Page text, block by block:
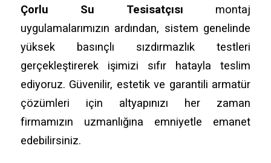
Çorlu Su Tesisatçısı montaj
uygulamalarımızın ardından, sistem genelinde
yüksek basınçlı sızdırmazlık testleri
gerçekleştirerek işimizi sıfır hatayla teslim
ediyoruz. Güvenilir, estetik ve garantili armatür
çözümleri için altyapınızı her zaman
firmamızın uzmanlığına emniyetle emanet
edebilirsiniz.